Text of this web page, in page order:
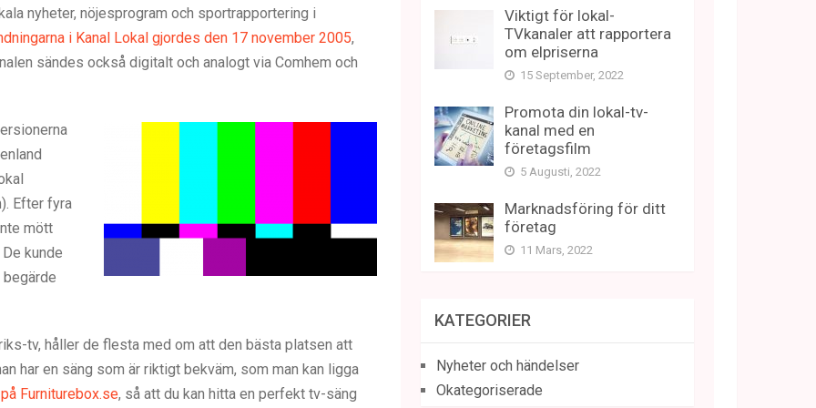
nyheter, nöjesprogram och sportrapportering i
i Kanal Lokal gjordes den 17 november 2005,
sändes också digitalt och analogt via Comhem och
Efter fyra
mött
kunde
tv, håller de flesta med om att den bästa platsen att
har en säng som är riktigt bekväm, som man kan ligga
Furniturebox.se, så att du kan hitta en perfekt tv-säng
Viktigt för lokal-
TVkanaler att rapportera
om elpriserna
15 September, 2022
Promota din lokal-tv-
kanal med en
företagsfilm
5 Augusti, 2022
Marknadsföring för ditt
företag
11 Mars, 2022
KATEGORIER
Nyheter och händelser
Okategoriserade